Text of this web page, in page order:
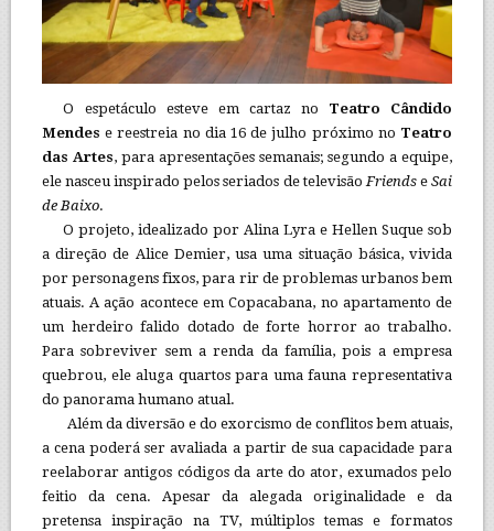
O espetáculo esteve em cartaz no Teatro Cândido
Mendes e reestreia no dia 16 de julho próximo no Teatro
das Artes, para apresentações semanais; segundo a equipe,
ele nasceu inspirado pelos seriados de televisãoFriendseSai
de Baixo.
O projeto, idealizado por Alina Lyra e Hellen Suque sob
a direção de Alice Demier, usa uma situação básica, vivida
por personagens fixos, para rir de problemas urbanos bem
atuais. A ação acontece em Copacabana, no apartamento de
um herdeiro falido dotado de forte horror ao trabalho.
Para sobreviver sem a renda da família, pois a empresa
quebrou, ele aluga quartos para uma fauna representativa
do panorama humano atual.
Além da diversão e do exorcismo de conflitos bem atuais,
a cena poderá ser avaliada a partir de sua capacidade para
reelaborar antigos códigos da arte do ator, exumados pelo
feitio da cena. Apesar da alegada originalidade e da
pretensa inspiração na TV, múltiplos temas e formatos